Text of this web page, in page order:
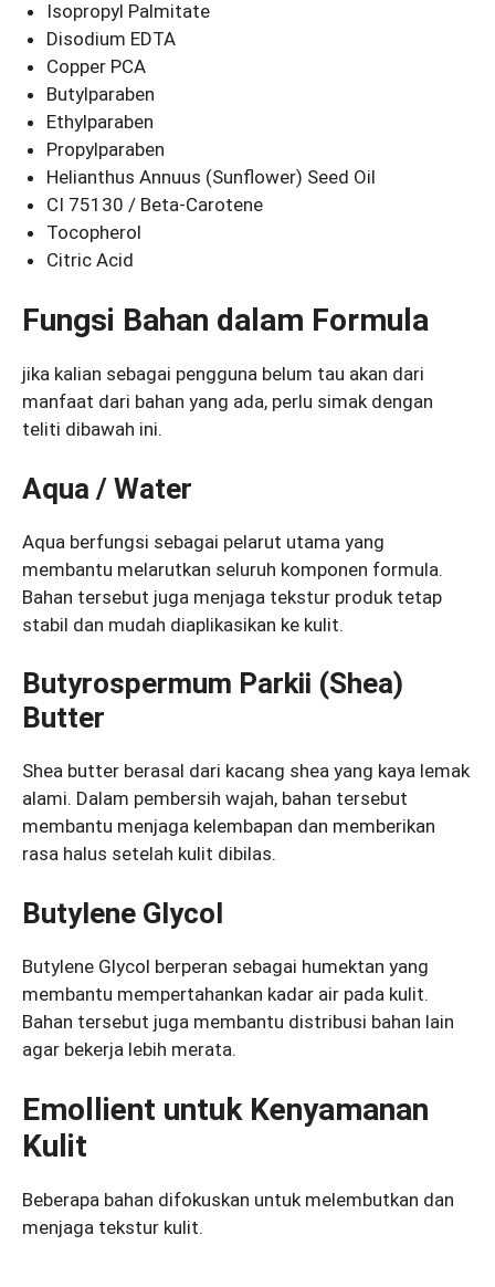
Isopropyl Palmitate
Disodium EDTA
Copper PCA
Butylparaben
Ethylparaben
Propylparaben
Helianthus Annuus (Sunflower) Seed Oil
CI 75130 / Beta-Carotene
Tocopherol
Citric Acid
Fungsi Bahan dalam Formula
jika kalian sebagai pengguna belum tau akan dari
manfaat dari bahan yang ada, perlu simak dengan
teliti dibawah ini.
Aqua / Water
Aqua berfungsi sebagai pelarut utama yang
membantu melarutkan seluruh komponen formula.
Bahan tersebut juga menjaga tekstur produk tetap
stabil dan mudah diaplikasikan ke kulit.
Butyrospermum Parkii (Shea)
Butter
Shea butter berasal dari kacang shea yang kaya lemak
alami. Dalam pembersih wajah, bahan tersebut
membantu menjaga kelembapan dan memberikan
rasa halus setelah kulit dibilas.
Butylene Glycol
Butylene Glycol berperan sebagai humektan yang
membantu mempertahankan kadar air pada kulit.
Bahan tersebut juga membantu distribusi bahan lain
agar bekerja lebih merata.
Emollient untuk Kenyamanan
Kulit
Beberapa bahan difokuskan untuk melembutkan dan
menjaga tekstur kulit.